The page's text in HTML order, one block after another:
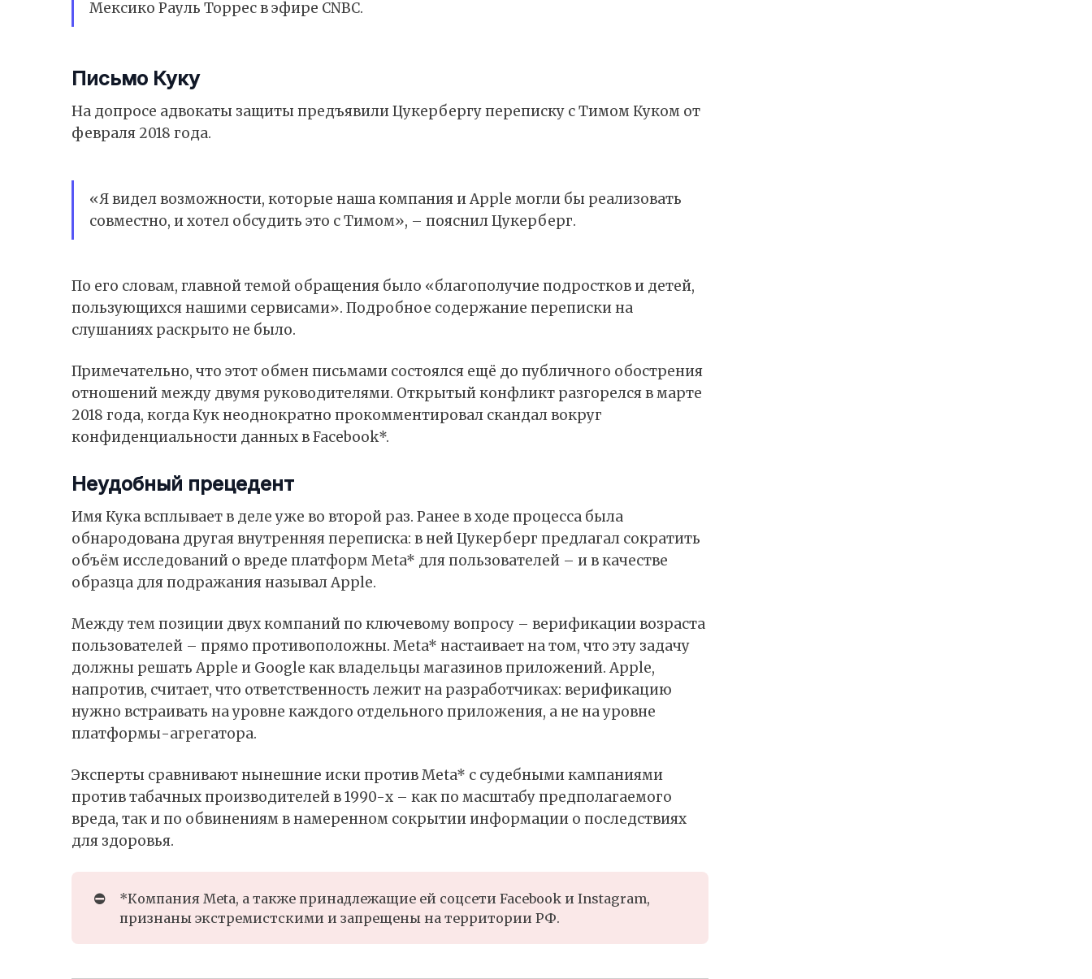
Мексико Рауль Торрес в эфире CNBC.
Письмо Куку
На допросе адвокаты защиты предъявили Цукербергу переписку с Тимом Куком от
февраля 2018 года.
«Я видел возможности, которые наша компания и Apple могли бы реализовать
совместно, и хотел обсудить это с Тимом», – пояснил Цукерберг.
По его словам, главной темой обращения было «благополучие подростков и детей,
пользующихся нашими сервисами». Подробное содержание переписки на
слушаниях раскрыто не было.
Примечательно, что этот обмен письмами состоялся ещё до публичного обострения
отношений между двумя руководителями. Открытый конфликт разгорелся в марте
2018 года, когда Кук неоднократно прокомментировал скандал вокруг
конфиденциальности данных в Facebook*.
Неудобный прецедент
Имя Кука всплывает в деле уже во второй раз. Ранее в ходе процесса была
обнародована другая внутренняя переписка: в ней Цукерберг предлагал сократить
объём исследований о вреде платформ Meta* для пользователей – и в качестве
образца для подражания называл Apple.
Между тем позиции двух компаний по ключевому вопросу – верификации возраста
пользователей – прямо противоположны. Meta* настаивает на том, что эту задачу
должны решать Apple и Google как владельцы магазинов приложений. Apple,
напротив, считает, что ответственность лежит на разработчиках: верификацию
нужно встраивать на уровне каждого отдельного приложения, а не на уровне
платформы-агрегатора.
Эксперты сравнивают нынешние иски против Meta* с судебными кампаниями
против табачных производителей в 1990-х – как по масштабу предполагаемого
вреда, так и по обвинениям в намеренном сокрытии информации о последствиях
для здоровья.
⛔
*Компания Meta, а также принадлежащие ей соцсети Facebook и Instagram,
признаны экстремистскими и запрещены на территории РФ.